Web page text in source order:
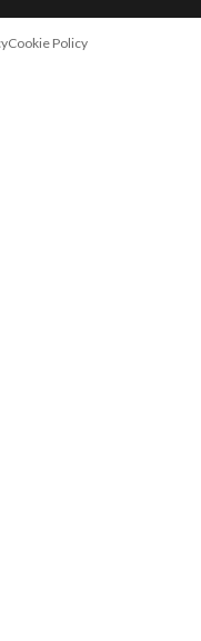
Cookie Policy